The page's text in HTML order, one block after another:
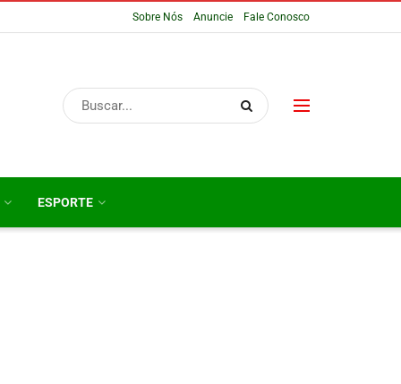
Sobre Nós Anuncie Fale Conosco
ESPORTE